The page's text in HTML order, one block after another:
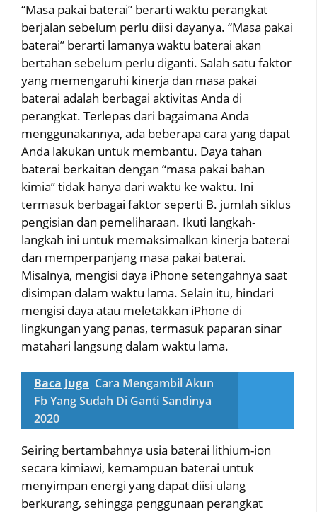
“Masa pakai baterai” berarti waktu perangkat
berjalan sebelum perlu diisi dayanya. “Masa pakai
baterai” berarti lamanya waktu baterai akan
bertahan sebelum perlu diganti. Salah satu faktor
yang memengaruhi kinerja dan masa pakai
baterai adalah berbagai aktivitas Anda di
perangkat. Terlepas dari bagaimana Anda
menggunakannya, ada beberapa cara yang dapat
Anda lakukan untuk membantu. Daya tahan
baterai berkaitan dengan “masa pakai bahan
kimia” tidak hanya dari waktu ke waktu. Ini
termasuk berbagai faktor seperti B. jumlah siklus
pengisian dan pemeliharaan. Ikuti langkah-
langkah ini untuk memaksimalkan kinerja baterai
dan memperpanjang masa pakai baterai.
Misalnya, mengisi daya iPhone setengahnya saat
disimpan dalam waktu lama. Selain itu, hindari
mengisi daya atau meletakkan iPhone di
lingkungan yang panas, termasuk paparan sinar
matahari langsung dalam waktu lama.
Baca Juga Cara Mengambil Akun
Fb Yang Sudah Di Ganti Sandinya
2020
Seiring bertambahnya usia baterai lithium-ion
secara kimiawi, kemampuan baterai untuk
menyimpan energi yang dapat diisi ulang
berkurang, sehingga penggunaan perangkat